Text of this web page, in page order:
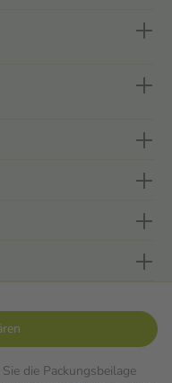
die Packungsbeilage